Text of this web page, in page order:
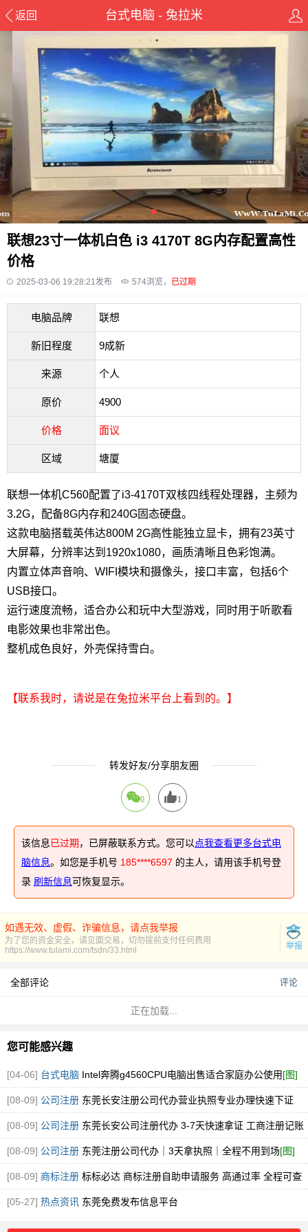
返回 台式电脑 - 兔拉米
联想23寸一体机白色 i3 4170T 8G内存配置高性
价格
2025-03-06 19:28:21发布 574浏览， 已过期
电脑品牌 联想
新旧程度 9成新
来源 个人
原价 4900
价格 面议
区域 塘厦
联想一体机C560配置了i3-4170T双核四线程处理器，主频为
3.2G，配备8G内存和240G固态硬盘。
这款电脑搭载英伟达800M 2G高性能独立显卡，拥有23英寸
大屏幕，分辨率达到1920x1080，画质清晰且色彩饱满。
内置立体声音响、WIFI模块和摄像头，接口丰富，包括6个
USB接口。
运行速度流畅，适合办公和玩中大型游戏，同时用于听歌看
电影效果也非常出色。
整机成色良好，外壳保持雪白。
【联系我时，请说是在兔拉米平台上看到的。】
转发好友/分享朋友圈
0 1
该信息已过期 ，已屏蔽联系方式。您可以 点我查看更多台式电
脑信息。如您是手机号 185****6597 的主人，请用该手机号登
录 刷新信息可恢复显示。
如遇无效、虚假、诈骗信息，请点我举报
为了您的资金安全，请见面交易，切勿提前支付任何费用
举报
https://www.tulami.com/tsdn/33.html
全部评论 评论
正在加载...
您可能感兴趣
[04-06] 台式电脑 Intel奔腾g4560CPU电脑出售适合家庭办公使用[图]
[08-09] 公司注册 东莞长安注册公司代办营业执照专业办理快速下证
[图]
[08-09] 公司注册 东莞长安公司注册代办 3-7天快速拿证 工商注册记账
一站式服 [图]
[08-09] 公司注册 东莞注册公司代办｜3天拿执照｜全程不用到场[图]
[08-09] 商标注册 标标必达 商标注册自助申请服务 高通过率 全程可查
企业品牌 [图]
[05-27] 热点资讯 东莞免费发布信息平台